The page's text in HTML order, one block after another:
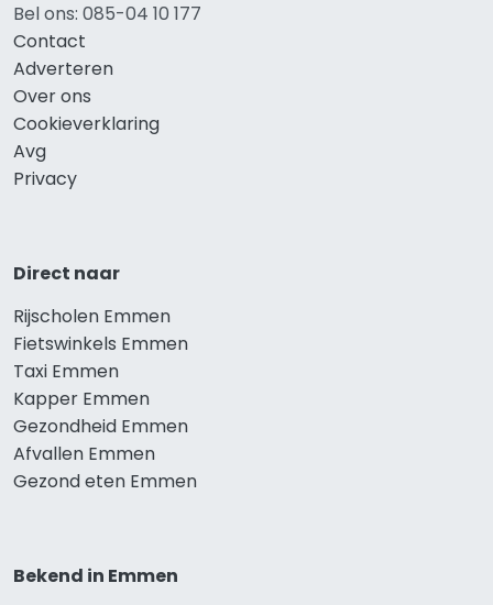
Bel ons: 085-04 10 177
Contact
Adverteren
Over ons
Cookieverklaring
Avg
Privacy
Direct naar
Rijscholen Emmen
Fietswinkels Emmen
Taxi Emmen
Kapper Emmen
Gezondheid Emmen
Afvallen Emmen
Gezond eten Emmen
Bekend in Emmen